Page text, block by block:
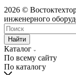
2026 ©
инженерного
Найти
Каталог
По всему сайту
По каталогу